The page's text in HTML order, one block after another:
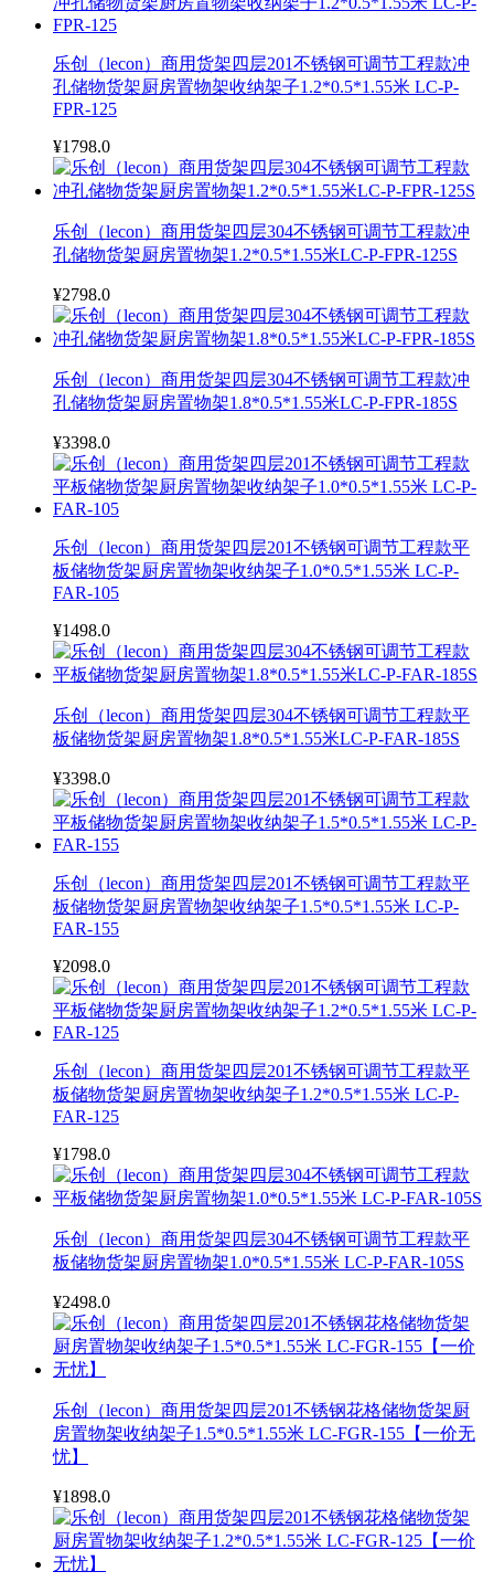
乐创（lecon）商用货架四层201不锈钢可调节工程款冲
孔储物货架厨房置物架收纳架子1.2*0.5*1.55米 LC-P-
FPR-125
¥1798.0
乐创（lecon）商用货架四层304不锈钢可调节工程款冲
孔储物货架厨房置物架1.2*0.5*1.55米LC-P-FPR-125S
¥2798.0
乐创（lecon）商用货架四层304不锈钢可调节工程款冲
孔储物货架厨房置物架1.8*0.5*1.55米LC-P-FPR-185S
¥3398.0
乐创（lecon）商用货架四层201不锈钢可调节工程款平
板储物货架厨房置物架收纳架子1.0*0.5*1.55米 LC-P-
FAR-105
¥1498.0
乐创（lecon）商用货架四层304不锈钢可调节工程款平
板储物货架厨房置物架1.8*0.5*1.55米LC-P-FAR-185S
¥3398.0
乐创（lecon）商用货架四层201不锈钢可调节工程款平
板储物货架厨房置物架收纳架子1.5*0.5*1.55米 LC-P-
FAR-155
¥2098.0
乐创（lecon）商用货架四层201不锈钢可调节工程款平
板储物货架厨房置物架收纳架子1.2*0.5*1.55米 LC-P-
FAR-125
¥1798.0
乐创（lecon）商用货架四层304不锈钢可调节工程款平
板储物货架厨房置物架1.0*0.5*1.55米 LC-P-FAR-105S
¥2498.0
乐创（lecon）商用货架四层201不锈钢花格储物货架厨
房置物架收纳架子1.5*0.5*1.55米 LC-FGR-155【一价无
忧】
¥1898.0